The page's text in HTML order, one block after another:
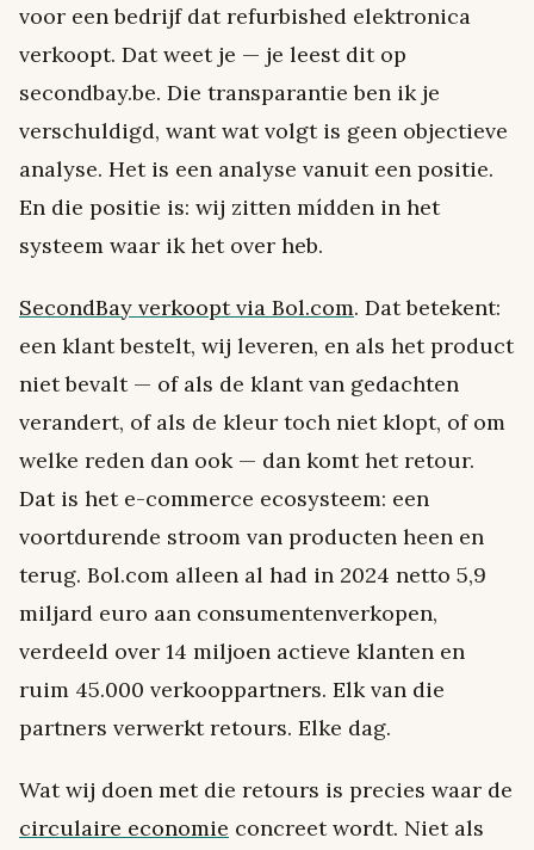
voor een bedrijf dat refurbished elektronica
verkoopt. Dat weet je — je leest dit op
secondbay.be. Die transparantie ben ik je
verschuldigd, want wat volgt is geen objectieve
analyse. Het is een analyse vanuit een positie.
En die positie is: wij zitten mídden in het
systeem waar ik het over heb.
SecondBay verkoopt via Bol.com. Dat betekent:
een klant bestelt, wij leveren, en als het product
niet bevalt — of als de klant van gedachten
verandert, of als de kleur toch niet klopt, of om
welke reden dan ook — dan komt het retour.
Dat is het e-commerce ecosysteem: een
voortdurende stroom van producten heen en
terug. Bol.com alleen al had in 2024 netto 5,9
miljard euro aan consumentenverkopen,
verdeeld over 14 miljoen actieve klanten en
ruim 45.000 verkooppartners. Elk van die
partners verwerkt retours. Elke dag.
Wat wij doen met die retours is precies waar de
circulaire economie concreet wordt. Niet als